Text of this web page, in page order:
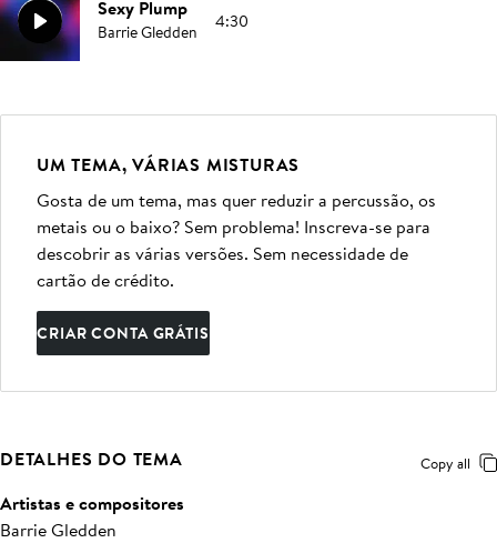
Sexy Plump
Barrie Gledden 4:30
UM TEMA, VÁRIAS MISTURAS
Gosta de um tema, mas quer reduzir a percussão, os
metais ou o baixo? Sem problema! Inscreva-se para
descobrir as várias versões. Sem necessidade de
cartão de crédito.
CRIAR CONTA GRÁTIS
DETALHES DO TEMA Copy all
Artistas e compositores
Barrie Gledden